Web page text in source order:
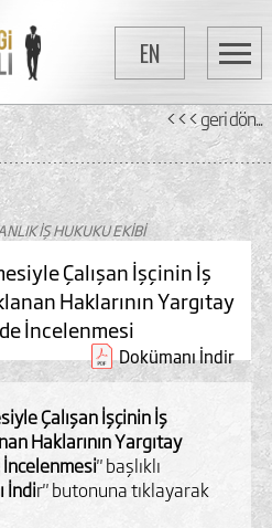
EN
<<< geri dön...
İŞ HUKUKU EKİBİ
Çalışan İşçinin İş
Haklarının Yargıtay
İncelenmesi
Dokümanı İndir
Çalışan İşçinin İş
Haklarının Yargıtay
" başlıklı
İndir" butonuna tıklayarak